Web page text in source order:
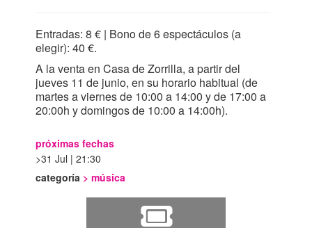
categoría >música
próximas fechas
31 Jul | 21:30
Entradas: 8 € | Bono de 6 espectáculos (a
elegir): 40 €.
A la venta en Casa de Zorrilla, a partir del
jueves 11 de junio, en su horario habitual (de
martes a viernes de 10:00 a 14:00 y de 17:00 a
20:00h y domingos de 10:00 a 14:00h).